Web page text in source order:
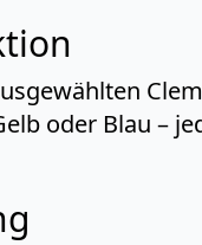
oder Blau –